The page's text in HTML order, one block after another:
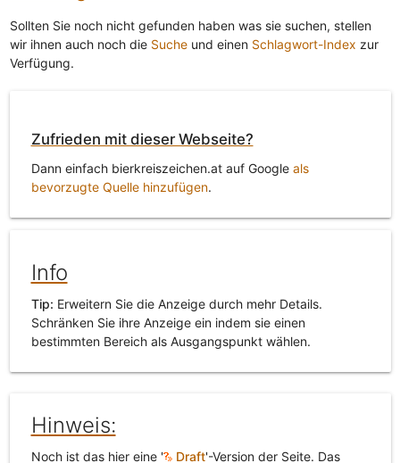
Sollten Sie noch nicht gefunden haben was sie suchen, stellen
wir ihnen auch noch die Sucheund einen Schlagwort-Index zur
Verfügung.
Zufrieden mit dieser Webseite?
Dann einfach bierkreiszeichen.at auf Google als
bevorzugte Quelle hinzufügen.
Info
Tip: Erweitern Sie die Anzeige durch mehr Details.
Schränken Sie ihre Anzeige ein indem sie einen
bestimmten Bereich als Ausgangspunkt wählen.
Hinweis:
Noch ist das hier eine ' Draft'-Version der Seite. Das